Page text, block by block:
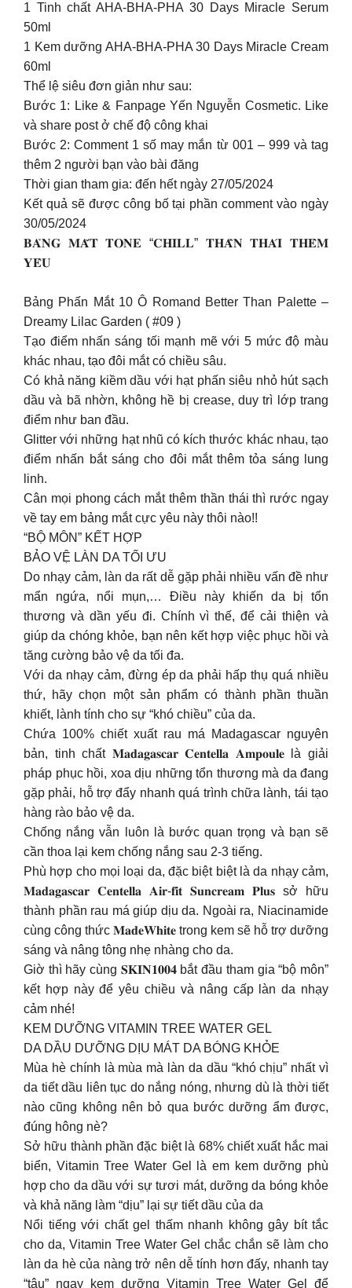
1 Tinh chất AHA-BHA-PHA 30 Days Miracle Serum
50ml
1 Kem dưỡng AHA-BHA-PHA 30 Days Miracle Cream
60ml
Thể lệ siêu đơn giản như sau:
Bước 1: Like & Fanpage Yến Nguyễn Cosmetic. Like
và share post ở chế độ công khai
Bước 2: Comment 1 số may mắn từ 001 – 999 và tag
thêm 2 người bạn vào bài đăng
Thời gian tham gia: đến hết ngày 27/05/2024
Kết quả sẽ được công bố tại phần comment vào ngày
30/05/2024
𝐁𝐀̉𝐍𝐆 𝐌𝐀̆́𝐓 𝐓𝐎𝐍𝐄 “𝐂𝐇𝐈𝐋𝐋” 𝐓𝐇𝐀̂̀𝐍 𝐓𝐇𝐀́𝐈 𝐓𝐇𝐄̂𝐌
𝐘𝐄̂𝐔
Bảng Phấn Mắt 10 Ô Romand Better Than Palette –
Dreamy Lilac Garden ( #09 )
Tạo điểm nhấn sáng tối mạnh mẽ với 5 mức độ màu
khác nhau, tạo đôi mắt có chiều sâu.
Có khả năng kiềm dầu với hạt phấn siêu nhỏ hút sạch
dầu và bã nhờn, không hề bị crease, duy trì lớp trang
điểm như ban đầu.
Glitter với những hạt nhũ có kích thước khác nhau, tạo
điểm nhấn bắt sáng cho đôi mắt thêm tỏa sáng lung
linh.
Cân mọi phong cách mắt thêm thần thái thì rước ngay
về tay em bảng mắt cực yêu này thôi nào!!
“BỘ MÔN” KẾT HỢP
BẢO VỆ LÀN DA TỐI ƯU
Do nhạy cảm, làn da rất dễ gặp phải nhiều vấn đề như
mẩn ngứa, nổi mụn,… Điều này khiến da bị tổn
thương và dần yếu đi. Chính vì thế, để cải thiện và
giúp da chóng khỏe, bạn nên kết hợp việc phục hồi và
tăng cường bảo vệ da tối đa.
Với da nhạy cảm, đừng ép da phải hấp thụ quá nhiều
thứ, hãy chọn một sản phẩm có thành phần thuần
khiết, lành tính cho sự “khó chiều” của da.
Chứa 100% chiết xuất rau má Madagascar nguyên
bản, tinh chất 𝐌𝐚𝐝𝐚𝐠𝐚𝐬𝐜𝐚𝐫 𝐂𝐞𝐧𝐭𝐞𝐥𝐥𝐚 𝐀𝐦𝐩𝐨𝐮𝐥𝐞 là giải
pháp phục hồi, xoa dịu những tổn thương mà da đang
gặp phải, hỗ trợ đẩy nhanh quá trình chữa lành, tái tạo
hàng rào bảo vệ da.
Chống nắng vẫn luôn là bước quan trọng và bạn sẽ
cần thoa lại kem chống nắng sau 2-3 tiếng.
Phù hợp cho mọi loại da, đặc biệt biệt là da nhạy cảm,
𝐌𝐚𝐝𝐚𝐠𝐚𝐬𝐜𝐚𝐫 𝐂𝐞𝐧𝐭𝐞𝐥𝐥𝐚 𝐀𝐢𝐫-𝐟𝐢𝐭 𝐒𝐮𝐧𝐜𝐫𝐞𝐚𝐦 𝐏𝐥𝐮𝐬 sở hữu
thành phần rau má giúp dịu da. Ngoài ra, Niacinamide
cùng công thức 𝐌𝐚𝐝𝐞𝐖𝐡𝐢𝐭𝐞 trong kem sẽ hỗ trợ dưỡng
sáng và nâng tông nhẹ nhàng cho da.
Giờ thì hãy cùng 𝐒𝐊𝐈𝐍𝟏𝟎𝟎𝟒 bắt đầu tham gia “bộ môn”
kết hợp này để yêu chiều và nâng cấp làn da nhạy
cảm nhé!
KEM DƯỠNG VITAMIN TREE WATER GEL
DA DẦU DƯỠNG DỊU MÁT DA BÓNG KHỎE
Mùa hè chính là mùa mà làn da dầu “khó chịu” nhất vì
da tiết dầu liên tục do nắng nóng, nhưng dù là thời tiết
nào cũng không nên bỏ qua bước dưỡng ẩm được,
đúng hông nè?
Sở hữu thành phần đặc biệt là 68% chiết xuất hắc mai
biển, Vitamin Tree Water Gel là em kem dưỡng phù
hợp cho da dầu với sự tươi mát, dưỡng da bóng khỏe
và khả năng làm “dịu” lại sự tiết dầu của da
Nổi tiếng với chất gel thấm nhanh không gây bít tắc
cho da, Vitamin Tree Water Gel chắc chắn sẽ làm cho
làn da hè của nàng trở nên dễ tính hơn đấy, nhanh tay
“tậu” ngay kem dưỡng Vitamin Tree Water Gel để